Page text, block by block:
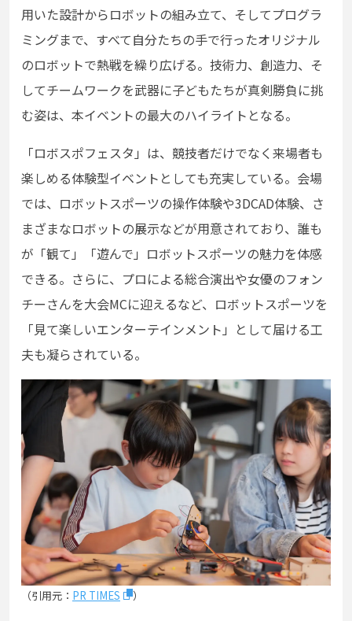
用いた設計からロボットの組み立て、そしてプログラ
ミングまで、すべて自分たちの手で行ったオリジナル
のロボットで熱戦を繰り広げる。技術力、創造力、そ
してチームワークを武器に子どもたちが真剣勝負に挑
む姿は、本イベントの最大のハイライトとなる。
「ロボスポフェスタ」は、競技者だけでなく来場者も
楽しめる体験型イベントとしても充実している。会場
では、ロボットスポーツの操作体験や3DCAD体験、さ
まざまなロボットの展示などが用意されており、誰も
が「観て」「遊んで」ロボットスポーツの魅力を体感
できる。さらに、プロによる総合演出や女優のフォン
チーさんを大会MCに迎えるなど、ロボットスポーツを
「見て楽しいエンターテインメント」として届ける工
夫も凝らされている。
（引用元： PR TIMES ）